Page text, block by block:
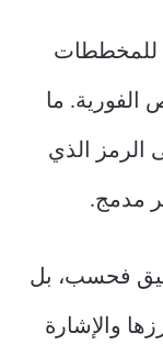
للمخططات
الفورية. ما
الرمز الذي
مدمج.
فحسب، بل
والإشارة